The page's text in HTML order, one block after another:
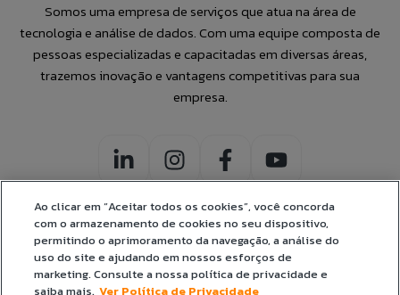
Somos uma empresa de serviços que atua na área de
tecnologia e análise de dados. Com uma equipe composta de
pessoas especializadas e capacitadas em diversas áreas,
trazemos inovação e vantagens competitivas para sua
empresa.
CERTIFICADOS:
Ao clicar em “Aceitar todos os cookies”, você concorda
com o armazenamento de cookies no seu dispositivo,
permitindo o aprimoramento da navegação, a análise do
uso do site e ajudando em nossos esforços de
marketing. Consulte a nossa política de privacidade e
saiba mais. Ver Política de Privacidade